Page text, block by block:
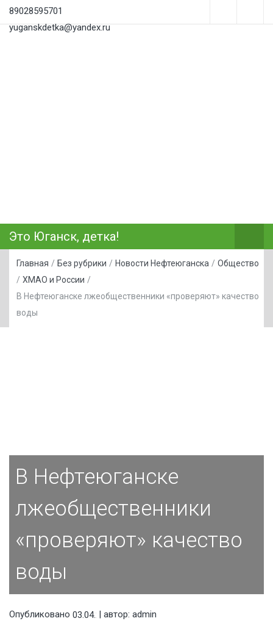
89028595701
yuganskdetka@yandex.ru
Это Юганск, детка!
Главная / Без рубрики / Новости Нефтеюганска / Общество
/ ХМАО и России /
В Нефтеюганске лжеобщественники «проверяют» качество
воды
В Нефтеюганске
лжеобщественники
«проверяют» качество
воды
Опубликовано 03.04.2026| автор: admin